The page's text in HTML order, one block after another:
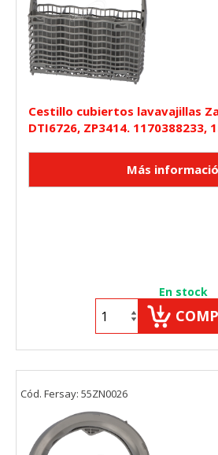
Cestillo cubiertos lavavajillas
DTI6726, ZP3414. 1170388233,
En stock
Cód. Fersay: 55ZN0026